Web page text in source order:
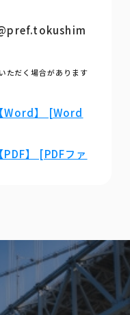
ただく場合があります
Word】 [Word
】 [PDFファ